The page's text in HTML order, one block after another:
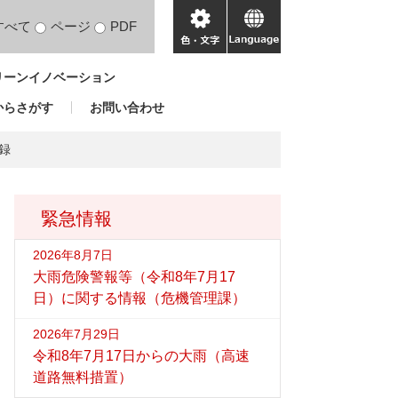
べて ページ PDF
色・
文
language
ンイノベーション
らさがす お問い合わせ
緊急情報
2026年8月7日
大雨危険警報等（令和8年7月17
日）に関する情報（危機管理課）
2026年7月29日
令和8年7月17日からの大雨（高速
道路無料措置）